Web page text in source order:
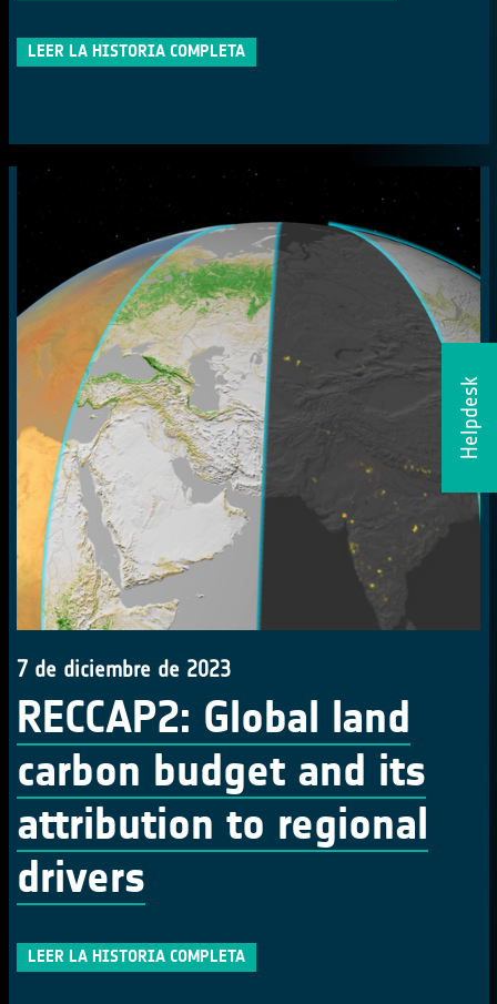
Helpdesk
LEER LA HISTORIA COMPLETA
7 de diciembre de 2023
RECCAP2: Global land
carbon budget and its
attribution to regional
drivers
LEER LA HISTORIA COMPLETA